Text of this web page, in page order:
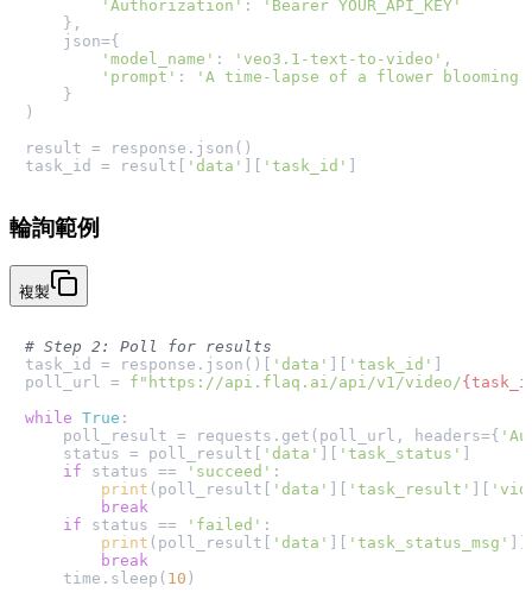
'Authorization' :
'Bearer YOUR_API_KEY'
    },
    json={
'model_name' : 'veo3.1-text-to-video' ,
'prompt' :
'A time-lapse of a flower blooming
    }
)
result = response.json()
task_id = result[
'data' 'task_id'
輪詢範例
複製
# Step 2: Poll for results
task_id = response.json()[
'data' 'task_id'
poll_url = f"https://api.flaq.ai/api/v1/video/
while True :
    poll_result = requests.get(poll_url, headers={
    status = poll_result[
'data' 'task_status'
if status == 'succeed' :
print (poll_result[ 'data' 'task_result'
break
if status == 'failed' :
print (poll_result[ 'data' 'task_status_msg'
break
    time.sleep(
10